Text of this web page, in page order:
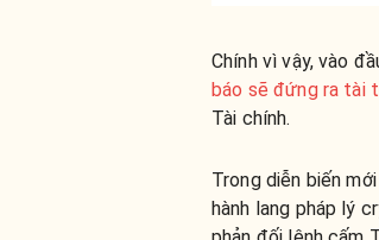
Chính vì vậy, vào
báo sẽ đứng ra tài
Tài chính.
Trong diễn biến
hành lang pháp lý